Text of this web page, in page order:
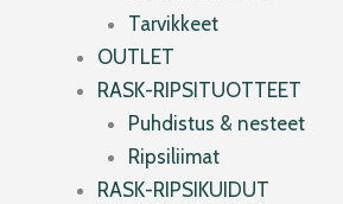
Tarvikkeet
OUTLET
RASK-RIPSITUOTTEET
Puhdistus & nesteet
Ripsiliimat
RASK-RIPSIKUIDUT